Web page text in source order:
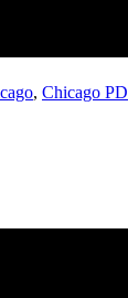
, Chicago PD